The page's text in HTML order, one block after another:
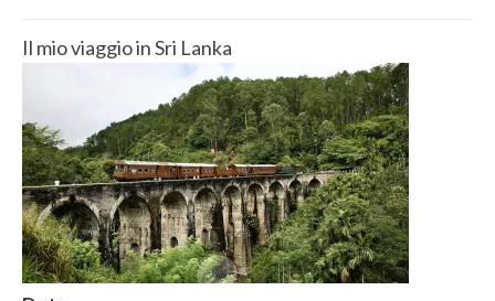
Il mio viaggio in Sri Lanka